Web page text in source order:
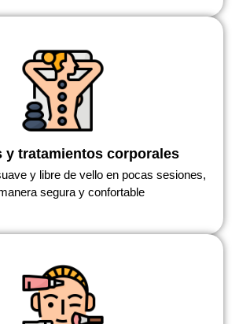
y tratamientos corporales
y libre de vello en pocas sesiones,
segura y confortable